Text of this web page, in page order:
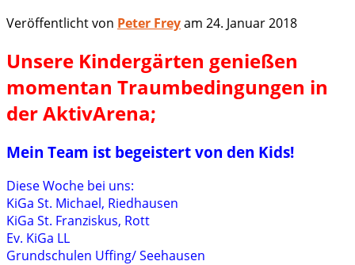
Veröffentlicht von Peter Freyam 24. Januar 2018
Unsere Kindergärten genießen
momentan Traumbedingungen in
der AktivArena;
Mein Team ist begeistert von den Kids!
Diese Woche bei uns:
KiGa St. Michael, Riedhausen
KiGa St. Franziskus, Rott
Ev. KiGa LL
Grundschulen Uffing/ Seehausen